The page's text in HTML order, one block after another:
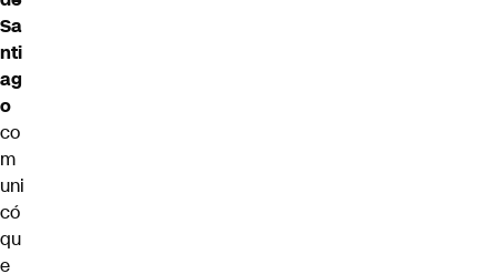
Sa
nti
ag
o
co
m
uni
có
qu
e